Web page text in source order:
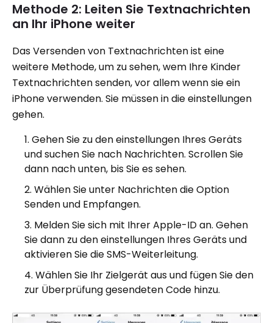
Methode 2: Leiten Sie Textnachrichten
an Ihr iPhone weiter
Das Versenden von Textnachrichten ist eine
weitere Methode, um zu sehen, wem Ihre Kinder
Textnachrichten senden, vor allem wenn sie ein
iPhone verwenden. Sie müssen in die einstellungen
gehen.
Gehen Sie zu den einstellungen Ihres Geräts
und suchen Sie nach Nachrichten. Scrollen Sie
dann nach unten, bis Sie es sehen.
Wählen Sie unter Nachrichten die Option
Senden und Empfangen.
Melden Sie sich mit Ihrer Apple-ID an. Gehen
Sie dann zu den einstellungen Ihres Geräts und
aktivieren Sie die SMS-Weiterleitung.
Wählen Sie Ihr Zielgerät aus und fügen Sie den
zur Überprüfung gesendeten Code hinzu.